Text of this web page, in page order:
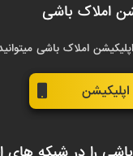
املاک باشی
املاک باشی
اپلیکیشن